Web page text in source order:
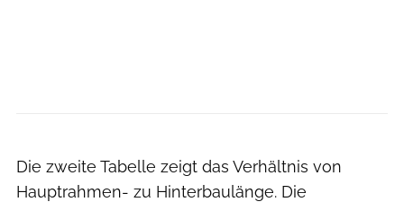
Die zweite Tabelle zeigt das Verhältnis von
Hauptrahmen- zu Hinterbaulänge. Die